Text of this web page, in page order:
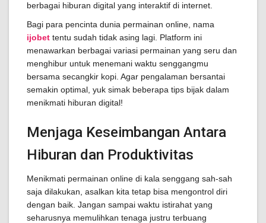
berbagai hiburan digital yang interaktif di internet.
Bagi para pencinta dunia permainan online, nama
ijobet tentu sudah tidak asing lagi. Platform ini
menawarkan berbagai variasi permainan yang seru dan
menghibur untuk menemani waktu senggangmu
bersama secangkir kopi. Agar pengalaman bersantai
semakin optimal, yuk simak beberapa tips bijak dalam
menikmati hiburan digital!
Menjaga Keseimbangan Antara
Hiburan dan Produktivitas
Menikmati permainan online di kala senggang sah-sah
saja dilakukan, asalkan kita tetap bisa mengontrol diri
dengan baik. Jangan sampai waktu istirahat yang
seharusnya memulihkan tenaga justru terbuang